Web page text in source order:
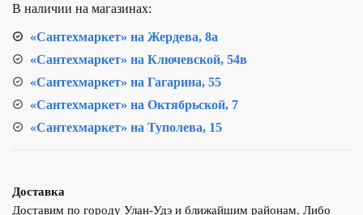
1/2"
PPR
В наличии на магазинах:
«Сантехмаркет» на Жердева, 8а
«Сантехмаркет» на Ключевской, 54в
«Сантехмаркет» на Гагарина, 55
«Сантехмаркет» на Октябрьской, 7
«Сантехмаркет» на Туполева, 15
Доставка
Доставим по городу Улан-Удэ и ближайшим районам. Либо